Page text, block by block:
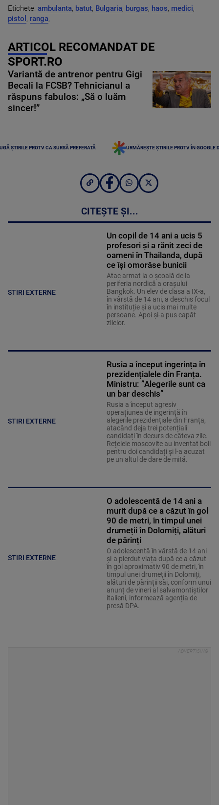
Etichete: ambulanta, batut, Bulgaria, burgas, haos, medici,
pistol , ranga,
ARTICOL RECOMANDAT DE
SPORT.RO
Variantă de antrenor pentru Gigi
Becali la FCSB? Tehnicianul a
răspuns fabulos: „Să o luăm
sincer!”
ȘTIRILE PROTV CA SURSĂ PREFERATĂ URMĂREȘTE ȘTIRILE PROTV ÎN GOOGLE
CITEȘTE ȘI...
STIRI EXTERNE
Un copil de 14 ani a ucis 5
profesori și a rănit zeci de
oameni în Thailanda, după
ce își omorâse bunicii
Atac armat la o școală de la
periferia nordică a orașului
Bangkok. Un elev de clasa a IX-a,
în vârstă de 14 ani, a deschis focul
în instituție și a ucis mai multe
persoane. Apoi și-a pus capăt
zilelor.
STIRI EXTERNE
Rusia a început ingerința în
prezidențialele din Franța.
Ministru: ”Alegerile sunt ca
un bar deschis”
Rusia a început agresiv
operațiunea de ingerință în
alegerile prezidențiale din Franța,
atacând deja trei potențiali
candidați în decurs de câteva zile.
Rețelele moscovite au inventat boli
pentru doi candidați și l-a acuzat
pe un altul de dare de mită.
STIRI EXTERNE
O adolescentă de 14 ani a
murit după ce a căzut în gol
90 de metri, în timpul unei
drumeții în Dolomiți, alături
de părinți
O adolescentă în vârstă de 14 ani
și-a pierdut viața după ce a căzut
în gol aproximativ 90 de metri, în
timpul unei drumeții în Dolomiți,
alături de părinții săi, conform unui
anunț de vineri al salvamontiștilor
italieni, informează agenția de
presă DPA.